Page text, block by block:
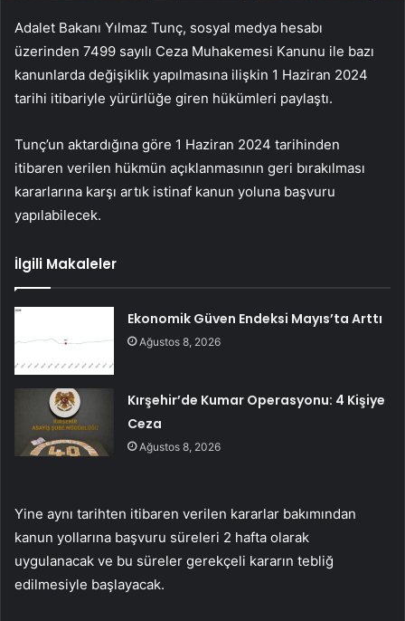
Adalet Bakanı Yılmaz Tunç, sosyal medya hesabı
üzerinden 7499 sayılı Ceza Muhakemesi Kanunu ile bazı
kanunlarda değişiklik yapılmasına ilişkin 1 Haziran 2024
tarihi itibariyle yürürlüğe giren hükümleri paylaştı.
Tunç’un aktardığına göre 1 Haziran 2024 tarihinden
itibaren verilen hükmün açıklanmasının geri bırakılması
kararlarına karşı artık istinaf kanun yoluna başvuru
yapılabilecek.
İlgili Makaleler
Ekonomik Güven Endeksi Mayıs’ta Arttı
Ağustos 8, 2026
Kırşehir’de Kumar Operasyonu: 4 Kişiye
Ceza
Ağustos 8, 2026
Yine aynı tarihten itibaren verilen kararlar bakımından
kanun yollarına başvuru süreleri 2 hafta olarak
uygulanacak ve bu süreler gerekçeli kararın tebliğ
edilmesiyle başlayacak.